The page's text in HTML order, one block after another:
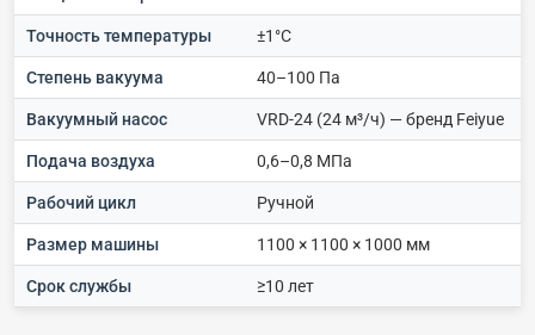
Точность температуры ±1°C
Степень вакуума 40–100 Па
Вакуумный насос VRD-24 (24 м³/ч) — бренд Feiyue
Подача воздуха 0,6–0,8 МПа
Рабочий цикл Ручной
Размер машины 1100 × 1100 × 1000 мм
Срок службы ≥10 лет